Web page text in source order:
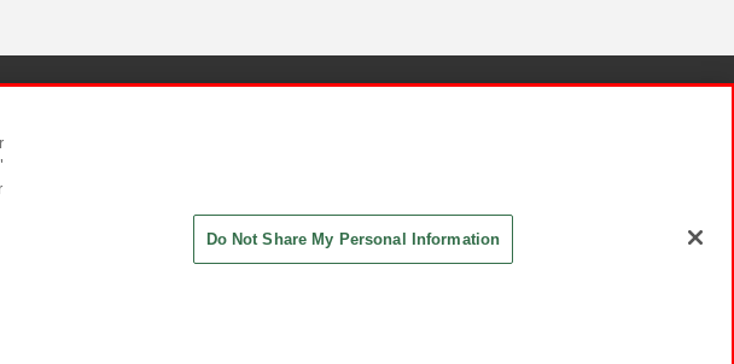
Do Not Share My Personal Information